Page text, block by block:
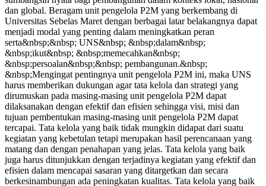
dan global. Beragam unit pengelola P2M yang berkembang di
Universitas Sebelas Maret dengan berbagai latar belakangnya dapat
menjadi modal yang penting dalam meningkatkan peran
serta&nbsp;&nbsp; UNS&nbsp; &nbsp;dalam&nbsp;
&nbsp;ikut&nbsp; &nbsp;memecahkan&nbsp;
&nbsp;persoalan&nbsp;&nbsp; pembangunan.&nbsp;
&nbsp;Mengingat pentingnya unit pengelola P2M ini, maka UNS
harus memberikan dukungan agar tata kelola dan strategi yang
dirumuskan pada masing-masing unit pengelola P2M dapat
dilaksanakan dengan efektif dan efisien sehingga visi, misi dan
tujuan pembentukan masing-masing unit pengelola P2M dapat
tercapai. Tata kelola yang baik tidak mungkin didapat dari suatu
kegiatan yang kebetulan tetapi merupakan hasil perencanaan yang
matang dan dengan penahapan yang jelas. Tata kelola yang baik
juga harus ditunjukkan dengan terjadinya kegiatan yang efektif dan
efisien dalam mencapai sasaran yang ditargetkan dan secara
berkesinambungan ada peningkatan kualitas. Tata kelola yang baik